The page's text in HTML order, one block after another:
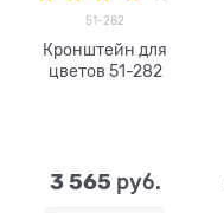
51-282
Кронштейн для
цветов 51-282
3 565 руб.